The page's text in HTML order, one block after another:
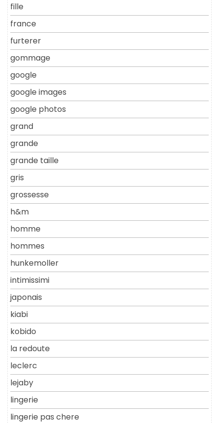
fille
france
furterer
gommage
google
google images
google photos
grand
grande
grande taille
gris
grossesse
h&m
homme
hommes
hunkemoller
intimissimi
japonais
kiabi
kobido
la redoute
leclerc
lejaby
lingerie
lingerie pas chere